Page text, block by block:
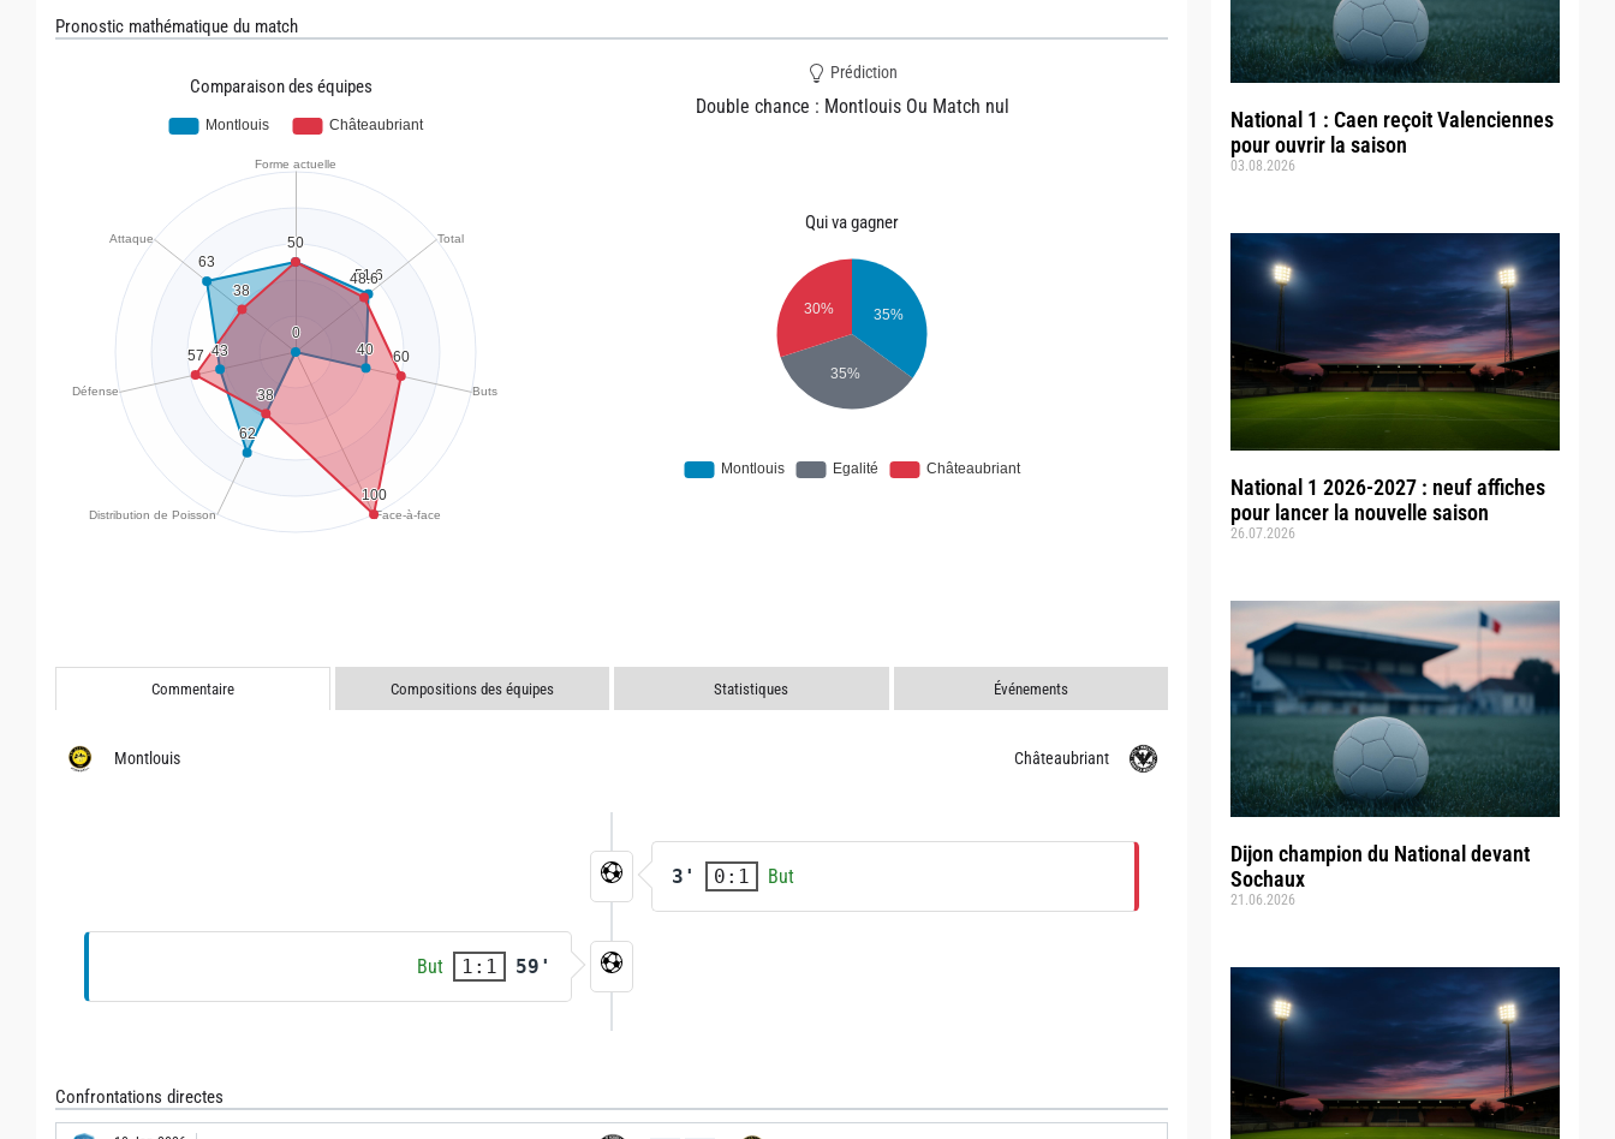
National 1 : Caen reçoit Valenciennes
pour ouvrir la saison
03.08.2026
National 1 2026-2027 : neuf affiches
pour lancer la nouvelle saison
26.07.2026
Dijon champion du National devant
Sochaux
21.06.2026
Pronostic mathématique du match
Comparaison des équipes
Prédiction
Double chance : Montlouis Ou Match nul
Qui va gagner
Commentaire Compositions des équipes Statistiques Événements
Montlouis Châteaubriant
3' 0:1 But
But 1:1 59'
Confrontations directes